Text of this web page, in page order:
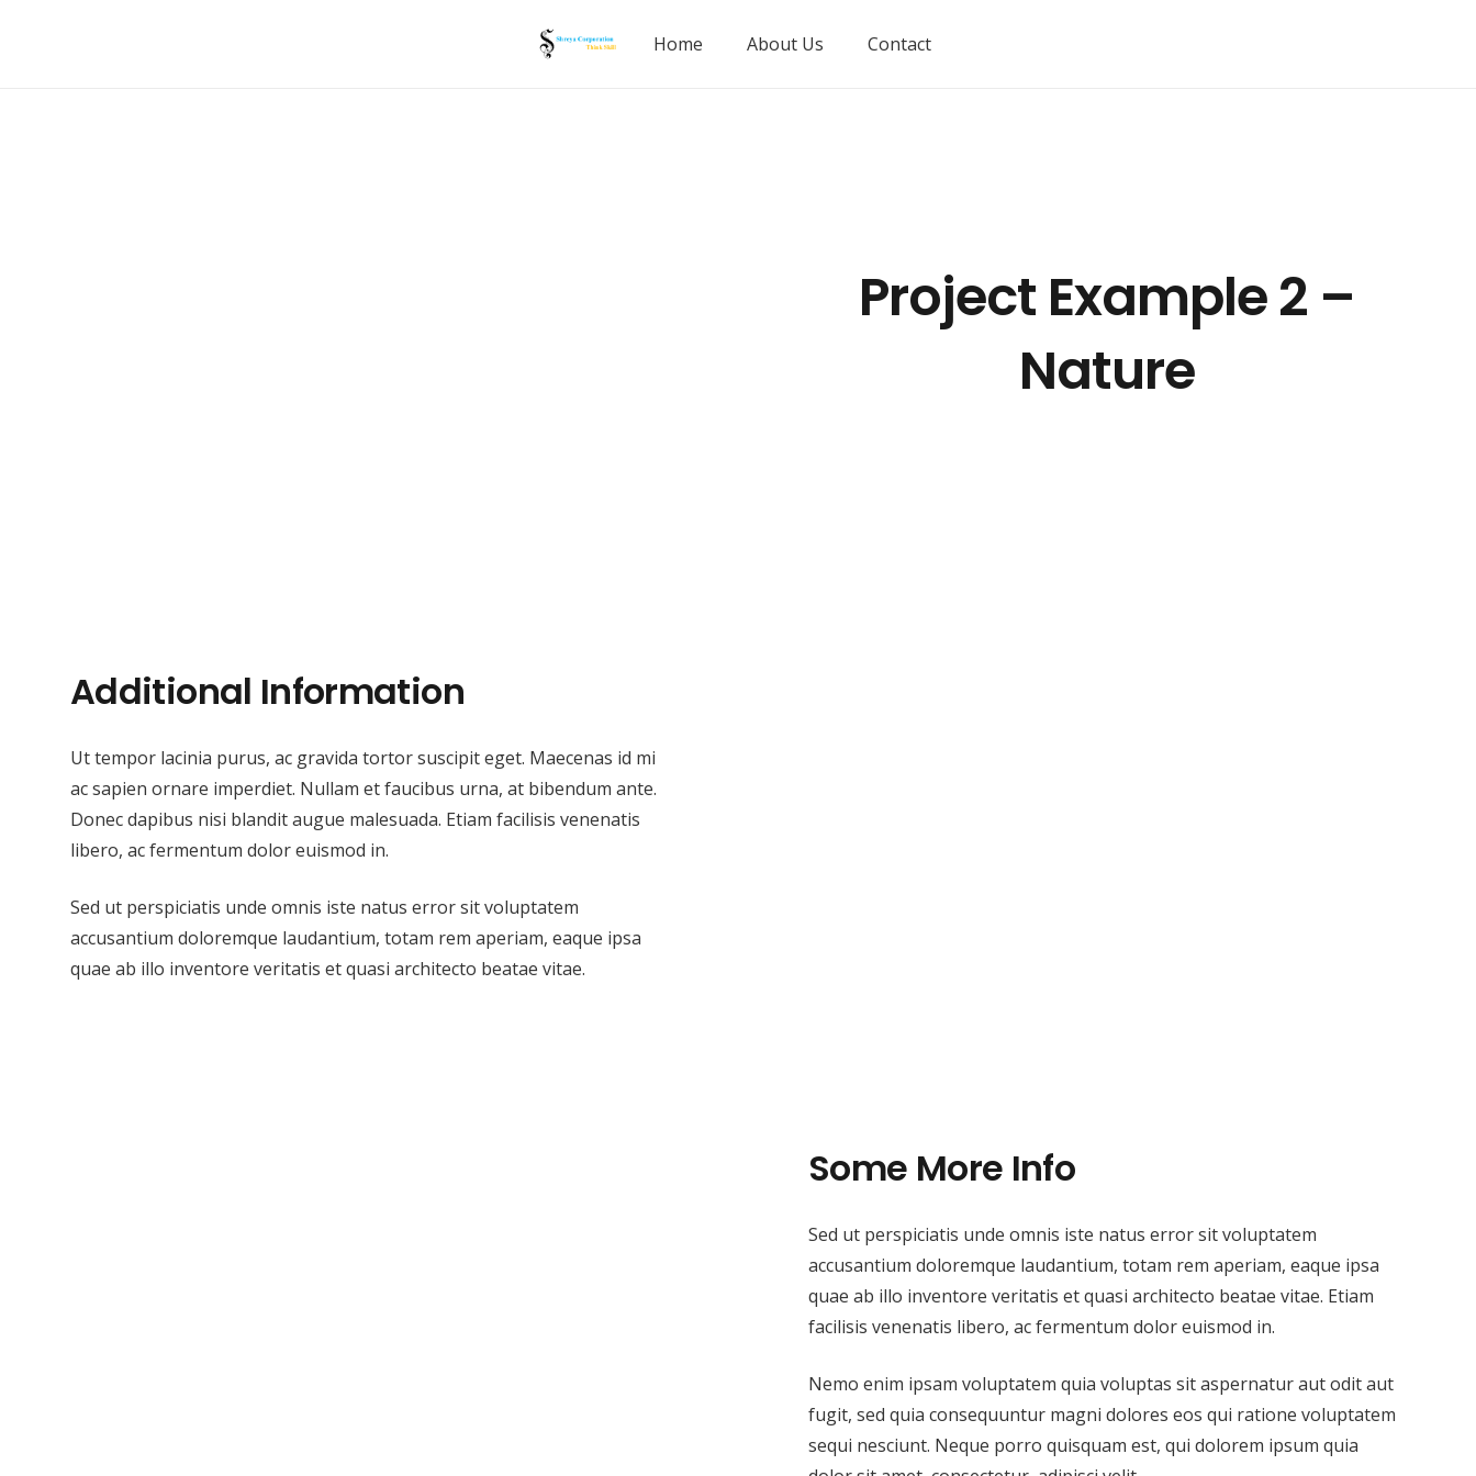
Home About Us Contact
Project Example 2 –
Nature
Additional Information
Ut tempor lacinia purus, ac gravida tortor suscipit eget. Maecenas id mi
ac sapien ornare imperdiet. Nullam et faucibus urna, at bibendum ante.
Donec dapibus nisi blandit augue malesuada. Etiam facilisis venenatis
libero, ac fermentum dolor euismod in.
Sed ut perspiciatis unde omnis iste natus error sit voluptatem
accusantium doloremque laudantium, totam rem aperiam, eaque ipsa
quae ab illo inventore veritatis et quasi architecto beatae vitae.
Some More Info
Sed ut perspiciatis unde omnis iste natus error sit voluptatem
accusantium doloremque laudantium, totam rem aperiam, eaque ipsa
quae ab illo inventore veritatis et quasi architecto beatae vitae. Etiam
facilisis venenatis libero, ac fermentum dolor euismod in.
Nemo enim ipsam voluptatem quia voluptas sit aspernatur aut odit aut
fugit, sed quia consequuntur magni dolores eos qui ratione voluptatem
sequi nesciunt. Neque porro quisquam est, qui dolorem ipsum quia